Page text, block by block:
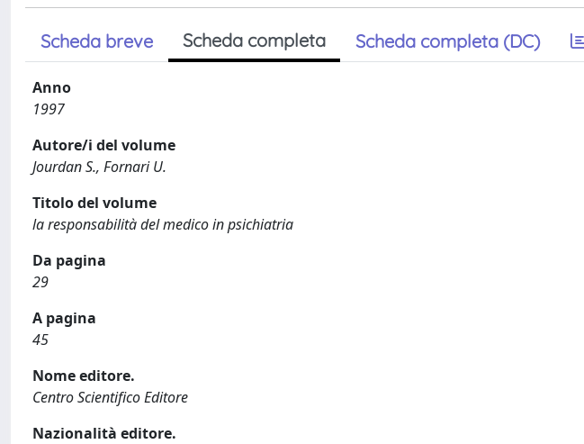
Scheda breve Scheda completa Scheda completa (DC)
Anno
1997
Autore/i del volume
Jourdan S., Fornari U.
Titolo del volume
la responsabilità del medico in psichiatria
Da pagina
29
A pagina
45
Nome editore.
Centro Scientifico Editore
Nazionalità editore.